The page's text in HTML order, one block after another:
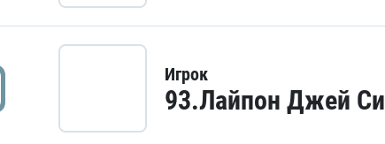
Игрок
93.Лайпон Джей Си